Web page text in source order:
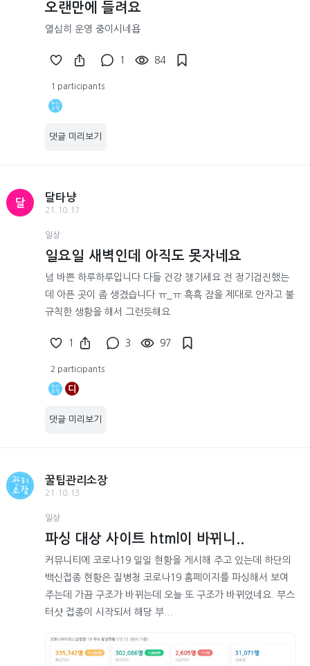
오랜만에 들려요
열심히 운영 중이시네욥
1 84
1 participants
댓글 미리보기
달
달타냥
21.10.17
일상
일요일 새벽인데 아직도 못자네요
넘 바쁜 하루하루입니다 다들 건강 챙기세요 전 정기검진했는
데 아픈 곳이 좀 생겼습니다 ㅠ_ㅠ 흑흑 잠을 제대로 안자고 불
규칙한 생황을 해서 그런듯해요
1 3 97
2 participants
디
댓글 미리보기
꿀팁관리소장
21.10.13
일상
파싱 대상 사이트 html이 바뀌니..
커뮤니티에 코로나19 일일 현황을 게시해 주고 있는데 하단의
백신접종 현황은 질병청 코로나19 홈페이지를 파싱해서 보여
주는데 가끔 구조가 바뀌는데 오늘 또 구조가 바뀌었네요. 부스
터샷 접종이 시작되서 해당 부...